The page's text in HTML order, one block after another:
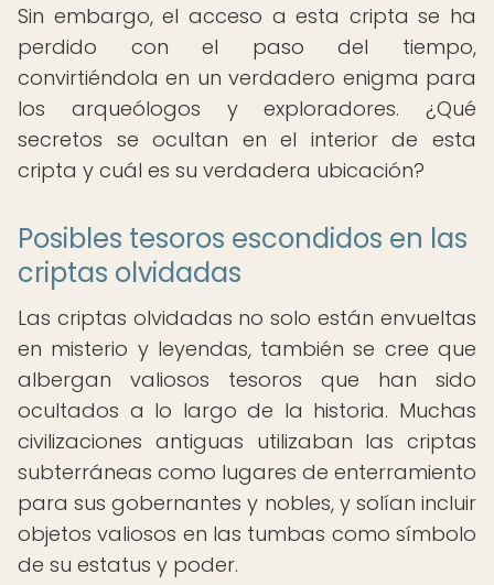
Sin embargo, el acceso a esta cripta se ha
perdido con el paso del tiempo,
convirtiéndola en un verdadero enigma para
los arqueólogos y exploradores. ¿Qué
secretos se ocultan en el interior de esta
cripta y cuál es su verdadera ubicación?
Posibles tesoros escondidos en las
criptas olvidadas
Las criptas olvidadas no solo están envueltas
en misterio y leyendas, también se cree que
albergan valiosos tesoros que han sido
ocultados a lo largo de la historia. Muchas
civilizaciones antiguas utilizaban las criptas
subterráneas como lugares de enterramiento
para sus gobernantes y nobles, y solían incluir
objetos valiosos en las tumbas como símbolo
de su estatus y poder.